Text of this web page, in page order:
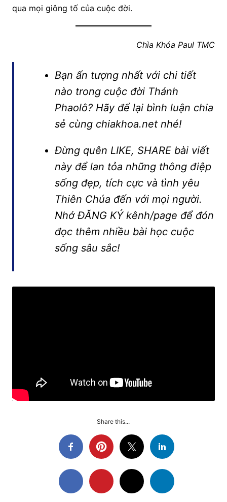
qua mọi giông tố của cuộc đời.
Chìa Khóa Paul TMC
Bạn ấn tượng nhất với chi tiết
nào trong cuộc đời Thánh
Phaolô? Hãy để lại bình luận chia
sẻ cùng chiakhoa.net nhé!
Đừng quên LIKE, SHARE bài viết
này để lan tỏa những thông điệp
sống đẹp, tích cực và tình yêu
Thiên Chúa đến với mọi người.
Nhớ ĐĂNG KÝ kênh/page để đón
đọc thêm nhiều bài học cuộc
sống sâu sắc!
Share this...